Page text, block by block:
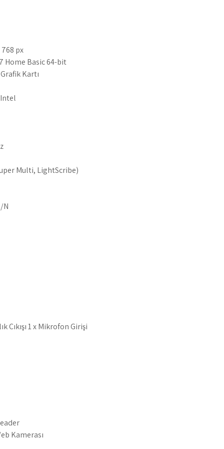
px
Home Basic 64-bit
Kartı
Multi, LightScribe)
N
Çıkışı 1 x Mikrofon Girişi
Kamerası